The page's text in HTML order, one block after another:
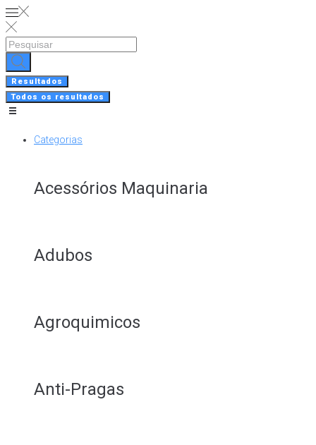
Skip
to
content
Search
Resultados
Todos os resultados
Categorias
Acessórios Maquinaria
Adubos
Agroquimicos
Anti-Pragas